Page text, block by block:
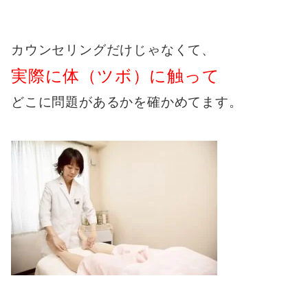
カウンセリングだけじゃなくて、
実際に体（ツボ）に触って
どこに問題があるかを確かめてます。